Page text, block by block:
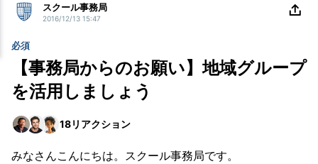
スクール事務局
2016/12/13 15:47
必須
【事務局からのお願い】地域グループ
を活用しましょう
18リアクション
みなさんこんにちは。 スクール事務局です。